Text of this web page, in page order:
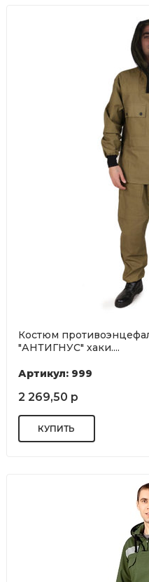
Костюм
"АНТИГНУС" хаки....
Артикул: 999
2 269,50 р